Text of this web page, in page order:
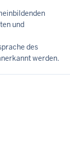
und
des
werden.